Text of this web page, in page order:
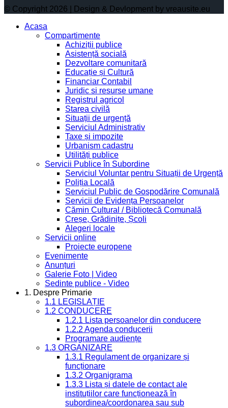
© Copyright 2026 | Design & Devlopment by vreausite.eu
Acasa
Compartimente
Achiziții publice
Asistență socială
Dezvoltare comunitară
Educație și Cultură
Financiar Contabil
Juridic si resurse umane
Registrul agricol
Starea civilă
Situații de urgență
Serviciul Administrativ
Taxe și impozite
Urbanism cadastru
Utilități publice
Servicii Publice în Subordine
Serviciul Voluntar pentru Situații de Urgență
Poliția Locală
Serviciul Public de Gospodărire Comunală
Servicii de Evidența Persoanelor
Cămin Cultural / Bibliotecă Comunală
Creșe, Grădinițe, Școli
Alegeri locale
Servicii online
Proiecte europene
Evenimente
Anunțuri
Galerie Foto | Video
Sedinte publice - Video
1. Despre Primarie
1.1 LEGISLAȚIE
1.2 CONDUCERE
1.2.1 Lista persoanelor din conducere
1.2.2 Agenda conducerii
Programare audiențe
1.3 ORGANIZARE
1.3.1 Regulament de organizare și
funcționare
1.3.2 Organigrama
1.3.3 Lista și datele de contact ale
instituțiilor care funcționează în
subordinea/coordonarea sau sub